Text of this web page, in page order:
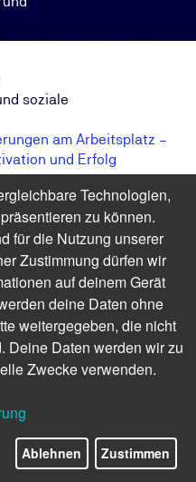
soziale
am Arbeitsplatz –
und Erfolg
am Arbeitsplatz
Stärke in Zeiten des
Denkweisen, finden Sie
lernen Sie,
sich zu nutzen. Mit
und Austausch
Klarheit und
Arbeitsalltag.
die Veränderungen
Perspektiven, wachsen
Technologien,
zu können.
für die Nutzung unserer
Zustimmung dürfen wir
auf deinem Gerät
deine Daten ohne
weitergegeben, die nicht
Deine Daten werden wir zu
Zwecke verwenden.
Ablehnen Zustimmen